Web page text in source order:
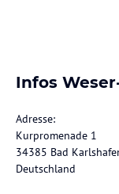
Infos
Adresse:
Kurpromenade 1
34385 Bad
Deutschland